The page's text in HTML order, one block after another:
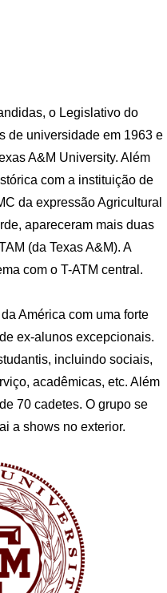
o Legislativo do
de universidade em 1963 e
A&M University. Além
com a instituição de
da expressão Agricultural
apareceram mais duas
(da Texas A&M). A
com o T-ATM central.
América com uma forte
ex-alunos excepcionais.
incluindo sociais,
acadêmicas, etc. Além
70 cadetes. O grupo se
a shows no exterior.